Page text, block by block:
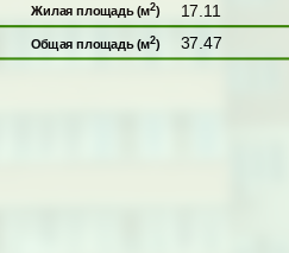
Жилая площадь (м2) 17.11
Общая площадь (м2) 37.47